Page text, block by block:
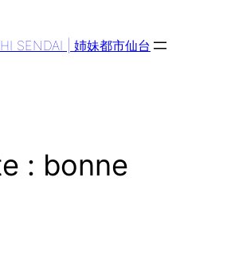
SENDAI | 姉妹都市仙台
: bonne